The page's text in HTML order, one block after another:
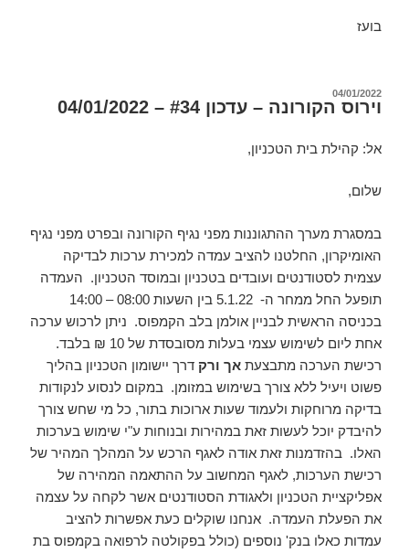
בועז
פורסם
04/01/2022
וירוס הקורונה – עדכון #34 – 04/01/2022
אל: קהילת בית הטכניון,
שלום,
במסגרת מערך ההתגוננות מפני נגיף הקורונה ובפרט מפני נגיף
האומיקרון, החלטנו להציב עמדה למכירת ערכות לבדיקה
עצמית לסטודנטים ועובדים בטכניון ובמוסד הטכניון. העמדה
תופעל החל ממחר ה- 5.1.22 בין השעות 08:00 – 14:00
בכניסה הראשית לבניין אולמן בלב הקמפוס. ניתן לרכוש ערכה
אחת ליום לשימוש עצמי בעלות מסובסדת של 10 ₪ בלבד.
רכישת הערכה מתבצעת אך ורק דרך יישומון הטכניון בהליך
פשוט ויעיל ללא צורך בשימוש במזומן. במקום לנסוע לנקודות
בדיקה מרוחקות ולעמוד שעות ארוכות בתור, כל מי שחש צורך
להיבדק יוכל לעשות זאת במהירות ובנוחות ע"י שימוש בערכות
האלו. בהזדמנות זאת אודה לאגף הרכש על המהלך המהיר של
רכישת הערכות, לאגף המחשוב על ההתאמה המהירה של
אפליקציית הטכניון ולאגודת הסטודנטים אשר לקחה על עצמה
את הפעלת העמדה. אנחנו שוקלים כעת אפשרות להציב
עמדות כאלו בנק' נוספים (כולל בפקולטה לרפואה בקמפוס בת